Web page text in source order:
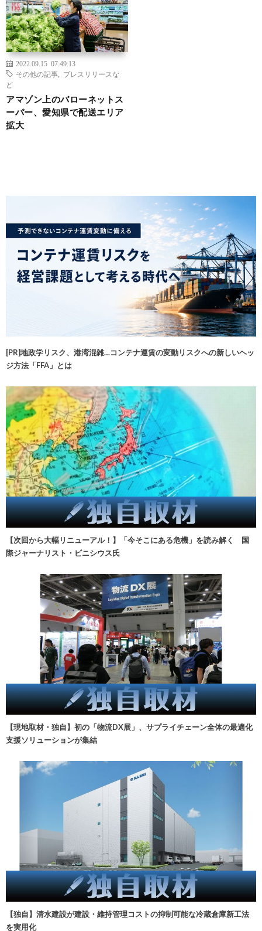
2022.09.15 07:49:13
その他の記事
プレスリリースな
ど
アマゾン上のバローネットス
ーパー、愛知県で配送エリア
拡大
[PR]地政学リスク、港湾混雑…コンテナ運賃の変動リスクへの新しいヘッ
ジ方法「FFA」とは
【次回から大幅リニューアル！】「今そこにある危機」を読み解く 国
際ジャーナリスト・ビニシウス氏
【現地取材・独自】初の「物流DX展」、サプライチェーン全体の最適化
支援ソリューションが集結
【独自】清水建設が建設・維持管理コストの抑制可能な冷蔵倉庫新工法
を実用化